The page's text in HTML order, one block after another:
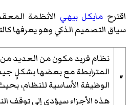
اقترح مايكل بيهي الأنظمة
سياق التصميم الذكي وهو يعرفها
"
نظام فريد مكون من العديد من
المترابطة مع بعضها بشكلٍ
الوظيفة الأساسية للنظام،
هذه الأجزاء سيؤدي إلى توقف